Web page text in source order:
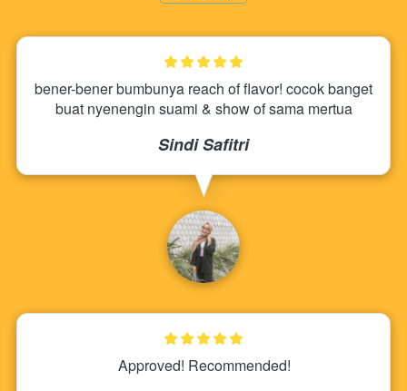
bener-bener bumbunya reach of flavor! cocok banget
buat nyenengin suami & show of sama mertua
Sindi Safitri
Approved! Recommended!